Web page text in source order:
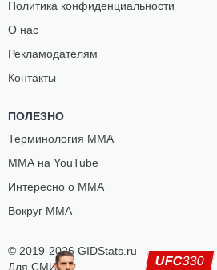
© 2019-2026 GIDStats.ru
Для СМИ
Политика конфиденциальности
О нас
Рекламодателям
Контакты
ПОЛЕЗНО
Терминология ММА
ММА на YouTube
Интересно о ММА
Вокруг ММА
UFC330